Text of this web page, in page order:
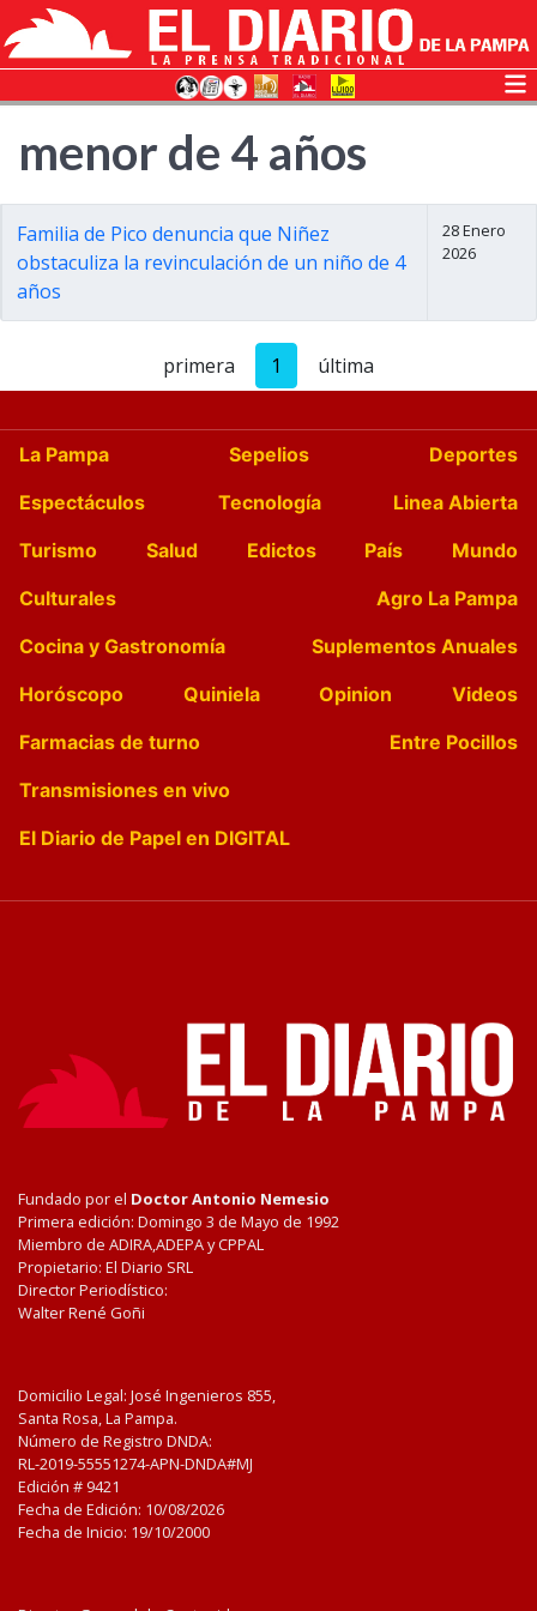
menor de 4 años
Familia de Pico denuncia que Niñez
obstaculiza la revinculación de un niño de 4
años
28 Enero
2026
primera 1 última
La Pampa Sepelios
Deportes
Espectáculos
Tecnología
Linea Abierta
Turismo
Salud Edictos País
Mundo
Culturales
Agro La Pampa
Cocina y Gastronomía
Suplementos Anuales
Horóscopo
Quiniela Opinion
Videos
Farmacias de turno
Entre Pocillos
Transmisiones en vivo
El Diario de Papel en DIGITAL
Fundado por el Doctor Antonio Nemesio
Primera edición: Domingo 3 de Mayo de 1992
Miembro de ADIRA,ADEPA y CPPAL
Propietario: El Diario SRL
Director Periodístico:
Walter René Goñi
Domicilio Legal: José Ingenieros 855,
Santa Rosa, La Pampa.
Número de Registro DNDA:
RL-2019-55551274-APN-DNDA#MJ
Edición # 9421
Fecha de Edición: 10/08/2026
Fecha de Inicio: 19/10/2000